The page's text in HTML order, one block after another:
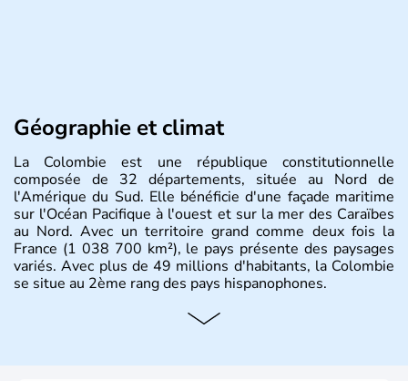
Géographie et climat
La Colombie est une république constitutionnelle
composée de 32 départements, située au Nord de
l'Amérique du Sud. Elle bénéficie d'une façade maritime
sur l'Océan Pacifique à l'ouest et sur la mer des Caraïbes
au Nord. Avec un territoire grand comme deux fois la
France (1 038 700 km²), le pays présente des paysages
variés. Avec plus de 49 millions d'habitants, la Colombie
se situe au 2ème rang des pays hispanophones.
Histoire et administration